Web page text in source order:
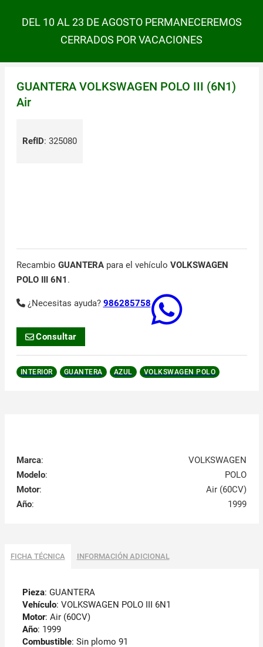
DEL 10 AL 23 DE AGOSTO PERMANECEREMOS
CERRADOS POR VACACIONES
GUANTERA VOLKSWAGEN POLO III (6N1)
Air
RefID: 325080
Recambio GUANTERApara el vehículo VOLKSWAGEN
POLO III 6N1 .
¿Necesitas ayuda? 986285758
Consultar
INTERIOR GUANTERA AZUL VOLKSWAGEN POLO
Marca:
VOLKSWAGEN
Modelo:
POLO
Motor:
Air (60CV)
Año: 1999
FICHA TÉCNICA INFORMACIÓN ADICIONAL
Pieza: GUANTERA
Vehículo: VOLKSWAGEN POLO III 6N1
Motor: Air (60CV)
Año: 1999
Combustible: Sin plomo 91